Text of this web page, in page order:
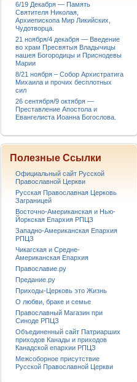
6/19 Декабря — Память
Святителя Николая,
Архиепископа Мир Ликийских,
Чудотворца.
21 ноября/4 декабря — Введение
во храм Пресвятыя Владычицы
нашея Богородицы и Приснодевы
Марии
8/21 ноября – Собор Архистратига
Михаила и прочих бесплотных
сил
26 сентября/9 октября —
Преставление Апостола и
Евангелиста Иоанна Богослова.
Полезные Ссылки
Официальный сайт Русской
Православной Церкви
Русская Православная Церковь
Заграницей
Восточно-Американская и Нью-
Йоркская Епархия РПЦЗ
Западно-Американская Епархия
РПЦЗ
Чикагская и Средне-
Американская Епархия
Православие.ру
Предание.ру
Приходы-Церковь это Жизнь
О любви, браке и семье
Православный Магазин при
Синоде РПЦЗ
Объединенный сайт Патриарших
приходов Канады и приходов
Канадской епархии РПЦЗ
Межсоборное присутствие
Русской Православной Церкви